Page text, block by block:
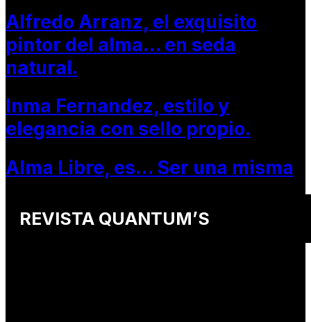
Alfredo Arranz, el exquisito
pintor del alma… en seda
natural.
Inma Fernandez, estilo y
elegancia con sello propio.
Alma Libre, es… Ser una misma
REVISTA QUANTUM’S